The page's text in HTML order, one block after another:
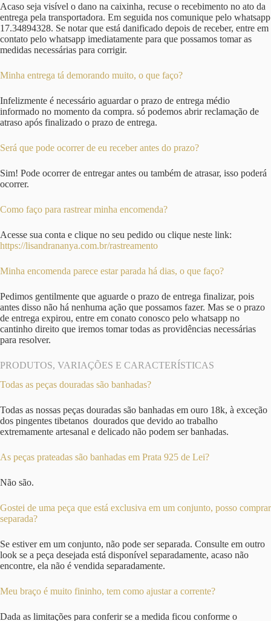
Acaso seja visível o dano na caixinha, recuse o recebimento no ato da
entrega pela transportadora. Em seguida nos comunique pelo whatsapp
17.34894328. Se notar que está danificado depois de receber, entre em
contato pelo whatsapp imediatamente para que possamos tomar as
medidas necessárias para corrigir.
Minha entrega tá demorando muito, o que faço?
Infelizmente é necessário aguardar o prazo de entrega médio
informado no momento da compra. só podemos abrir reclamação de
atraso após finalizado o prazo de entrega.
Será que pode ocorrer de eu receber antes do prazo?
Sim! Pode ocorrer de entregar antes ou também de atrasar, isso poderá
ocorrer.
Como faço para rastrear minha encomenda?
Acesse sua conta e clique no seu pedido ou clique neste link:
https://lisandrananya.com.br/rastreamento
Minha encomenda parece estar parada há dias, o que faço?
Pedimos gentilmente que aguarde o prazo de entrega finalizar, pois
antes disso não há nenhuma ação que possamos fazer. Mas se o prazo
de entrega expirou, entre em conato conosco pelo whatsapp no
cantinho direito que iremos tomar todas as providências necessárias
para resolver.
PRODUTOS, VARIAÇÕES E CARACTERÍSTICAS
Todas as peças douradas são banhadas?
Todas as nossas peças douradas são banhadas em ouro 18k, à exceção
dos pingentes tibetanos dourados que devido ao trabalho
extremamente artesanal e delicado não podem ser banhadas.
As peças prateadas são banhadas em Prata 925 de Lei?
Não são.
Gostei de uma peça que está exclusiva em um conjunto, posso comprar
separada?
Se estiver em um conjunto, não pode ser separada. Consulte em outro
look se a peça desejada está disponível separadamente, acaso não
encontre, ela não é vendida separadamente.
Meu braço é muito fininho, tem como ajustar a corrente?
Dada as limitações para conferir se a medida ficou conforme o